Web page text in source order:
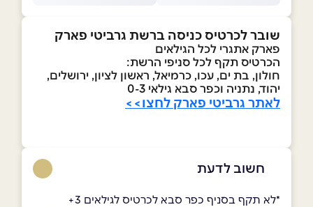
שובר לכרטיס כניסה ברשת גרביטי פארק
פארק אתגרי לכל הגילאים
הכרטיס תקף לכל סניפי הרשת:
חולון, בת ים, עכו, כרמיאל, ראשון לציון, ירושלים,
יהוד, נתניה וכפר סבא גילאי 0-3
לאתר גרביטי פארק לחצו>>
חשוב לדעת
*לא תקף בסניף כפר סבא לכרטיס לגילאים 3+